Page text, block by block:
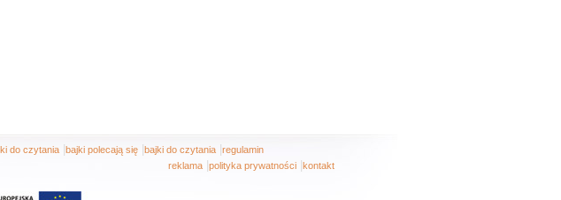
do czytania bajki polecają się bajki do czytania regulamin
reklama polityka prywatności kontakt